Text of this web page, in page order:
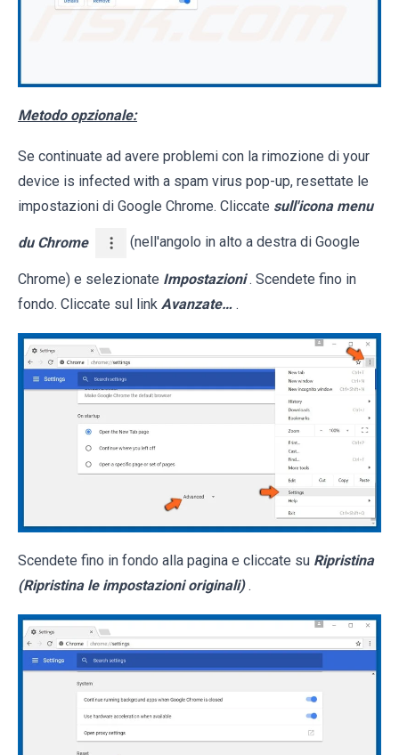
Metodo opzionale:
Se continuate ad avere problemi con la rimozione di your
device is infected with a spam virus pop-up, resettate le
impostazioni di Google Chrome. Cliccate sull'icona menu
du Chrome (nell'angolo in alto a destra di Google
Chrome) e selezionate Impostazioni . Scendete fino in
fondo. Cliccate sul link Avanzate… .
Scendete fino in fondo alla pagina e cliccate su Ripristina
(Ripristina le impostazioni originali) .